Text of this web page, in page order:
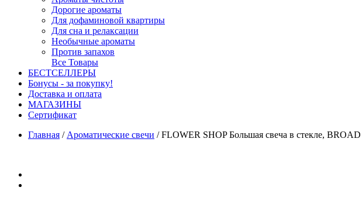
Дорогие ароматы
Для дофаминовой квартиры
Для сна и релаксации
Необычные ароматы
Против запахов
Все Товары
БЕСТСЕЛЛЕРЫ
Бонусы - за покупку!
Доставка и оплата
МАГАЗИНЫ
Cертификат
Главная / Ароматические свечи /FLOWER SHOP Большая свеча в стекле,